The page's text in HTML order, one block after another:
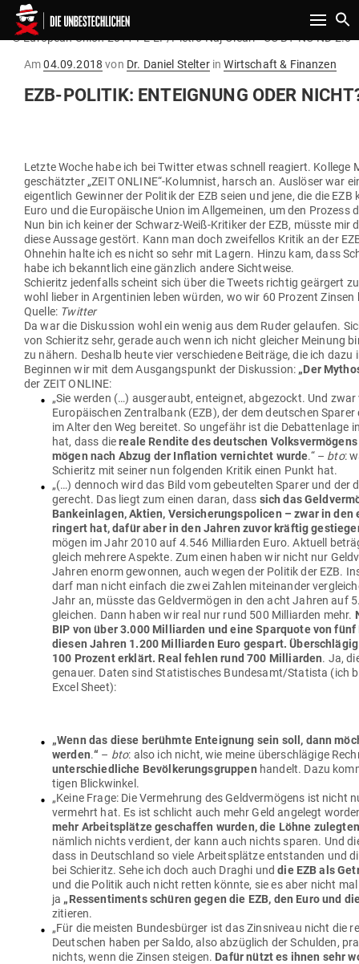
Toggle
© European Union 2011 PE-EP/Pietro Naj-Oleari - CC BY-NC-ND 2.0
AmGepostet
04.09.2018 von Dr. Daniel StelterinWirtschaft & Finanzen
EZB-POLITIK: ENT­EIGNUNG ODER
Letzte Woche habe ich bei Twitter etwas schnell reagiert. Kollege
geschätzter „ZEIT ONLINE“-Kolumnist, harsch an. Aus­löser war
eigentlich Gewinner der Politik der EZB seien und jene, die die
Euro und die Euro­päische Union im All­ge­meinen, um den
Nun bin ich keiner der Schwarz-Weiß-Kri­tiker der EZB, müsste
diese Aussage gestört. Kann man doch zwei­fellos Kritik an der
Ohnehin halte ich es nicht so sehr mit Lagern. Hinzu kam, dass
habe ich bekanntlich eine gänzlich andere Sichtweise.
Schieritz jeden­falls scheint sich über die Tweets richtig geärgert
wohl lieber in Argen­tinien leben würden, wo wir 60 Prozent Zinsen
Quelle: Twitter
Da war die Dis­kussion wohl ein wenig aus dem Ruder gelaufen.
von Schieritz sehr, gerade auch wenn ich nicht gleicher Meinung
zu nähern. Deshalb heute vier ver­schiedene Bei­träge, die ich
Beginnen wir mit dem Aus­gangs­punkt der Dis­kussion: „Der
der ZEIT ONLINE:
„Sie werden (…) aus­ge­raubt, ent­eignet, abge­zockt. Und
Euro­päi­schen Zen­tralbank (EZB), der dem deut­schen
im Alter den Weg bereitet. So ungefähr ist die
hat, dass diereale Rendite des deut­schen
mögen nach Abzug der Inflation ver­nichtet wurde.“ – bto:
Schieritz mit seiner nun fol­genden Kritik einen Punkt hat.
„(…) dennoch wird das Bild vom gebeu­telten Sparer und
gerecht. Das liegt zum einen daran, dass sich das
Bank­ein­lagen, Aktien, Ver­si­che­rungs­po­licen – zwar in
ringert hat, dafür aber in den Jahren zuvor kräftig
mögen im Jahr 2010 auf 4.546 Mil­li­arden Euro. Aktuell
gleich mehrere Aspekte. Zum einen haben wir nicht nur
Jahren enorm gewonnen, auch wegen der Politik der EZB.
darf man nicht einfach die zwei Zahlen mit­ein­ander
Jahr an, müsste das Geld­ver­mögen in den acht Jahren auf
gleichen. Dann haben wir real nur rund 500 Mil­li­arden mehr.
BIP von über 3.000 Mil­li­arden und eine Spar­quote von
diesen Jahren 1.200 Mil­li­arden Euro gespart.
100 Prozent erklärt. Real fehlen rund 700 Mil­li­arden. Ja,
genauer. Daten sind Sta­tis­ti­sches Bundesamt/Statista (ich
Excel Sheet):
„Wenn das diese berühmte Ent­eignung sein soll, dann
werden.“ – bto: also ich nicht, wie meine über­schlägige
unter­schied­liche Bevöl­ke­rungs­gruppen handelt. Dazu
tigen Blickwinkel.
„Keine Frage: Die Ver­mehrung des Geld­ver­mögens ist
ver­mehrt hat. Es ist schlicht auch mehr Geld angelegt
mehr Arbeits­plätze geschaffen wurden, die Löhne
nämlich nichts ver­dient, der kann auch nichts sparen. Und
dass in Deutschland so viele Arbeits­plätze ent­standen und
bei Schieritz. Sehe ich doch auch Draghi und die EZB als
und die Politik auch nicht retten könnte, sie es aber nicht
ja „Res­sen­ti­ments schüren gegen die EZB, den Euro und
zitieren.
„Für die meisten Bun­des­bürger ist das Zins­niveau nicht die
Deut­schen haben per Saldo, also abzüglich der Schulden,
nichts, wenn die Zinsen steigen. Dafür nützt es ihnen sehr